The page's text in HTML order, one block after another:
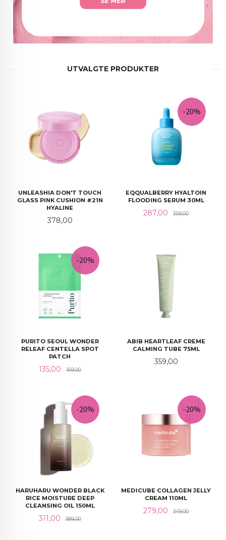
UTVALGTE PRODUKTER
UNLEASHIA DON'T TOUCH
GLASS PINK CUSHION #21N
HYALINE
Pris
378,00
EQQUALBERRY HYALTOIN
FLOODING SERUM 30ML
Tilbud
287,00 359,00Rabatt
-20%
PURITO SEOUL WONDER
RELEAF CENTELLA SPOT
PATCH
Tilbud
135,00 169,00Rabatt
-20%
ABIB HEARTLEAF CREME
CALMING TUBE 75ML
Pris
359,00
HARUHARU WONDER BLACK
RICE MOISTURE DEEP
CLEANSING OIL 150ML
Tilbud
311,00 389,00Rabatt
-20%
MEDICUBE COLLAGEN JELLY
CREAM 110ML
Tilbud
279,00 349,00Rabatt
-20%